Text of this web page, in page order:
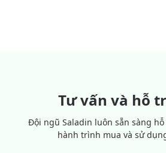
Tư vấn và hỗ
Đội ngũ Saladin luôn sẵn sàng
hành trình mua và sử